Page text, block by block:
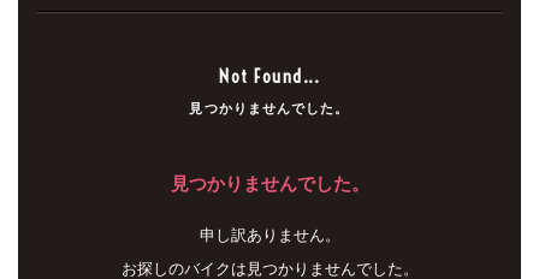
Not Found...
見つかりませんでした。
見つかりませんでした。
申し訳ありません。
お探しのバイクは見つかりませんでした。